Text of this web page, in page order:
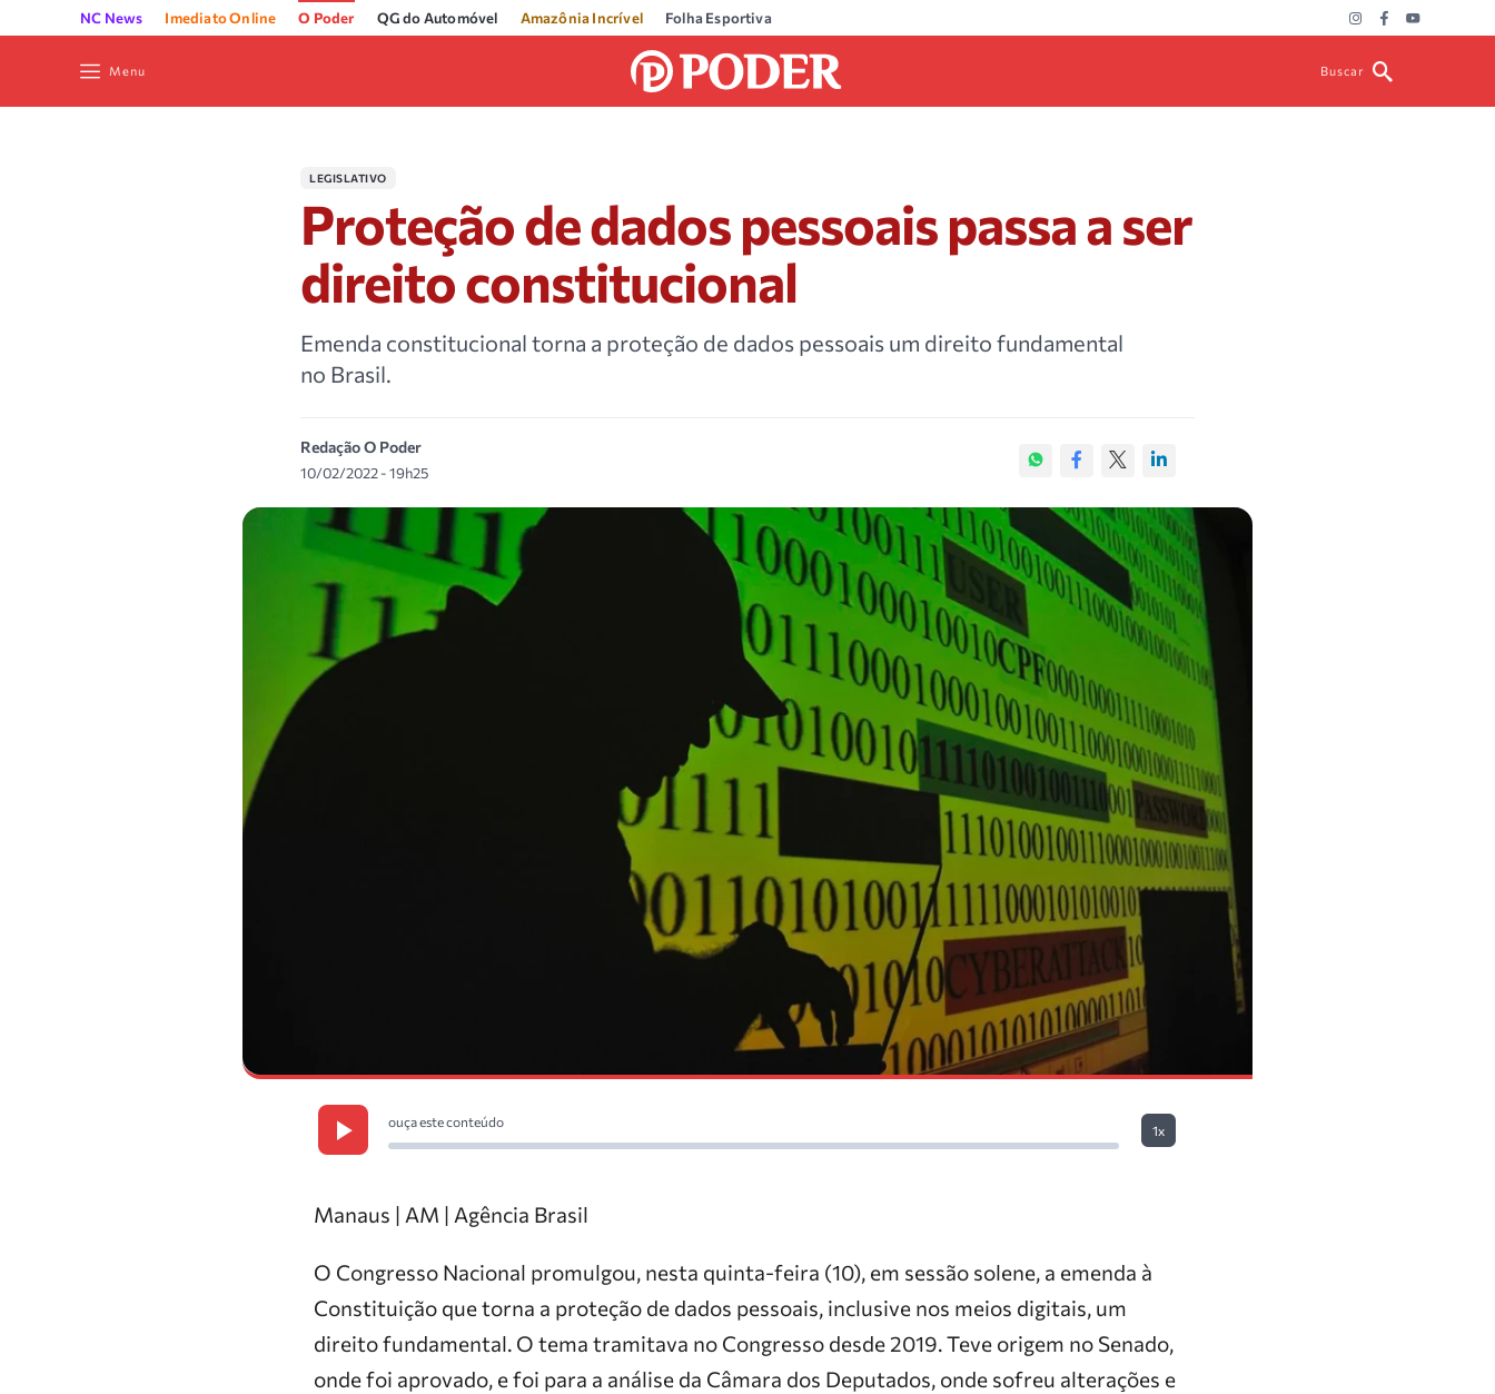
NC News Imediato Online O Poder QG do Automóvel Amazônia Incrível Folha Esportiva
Menu Buscar
LEGISLATIVO
Proteção de dados pessoais passa a ser
direito constitucional
Emenda constitucional torna a proteção de dados pessoais um direito fundamental
no Brasil.
Redação O Poder
10/02/2022 - 19h25
ouça este conteúdo
1x
Manaus | AM | Agência Brasil
O Congresso Nacional promulgou, nesta quinta-feira (10), em sessão solene, a emenda à
Constituição que torna a proteção de dados pessoais, inclusive nos meios digitais, um
direito fundamental. O tema tramitava no Congresso desde 2019. Teve origem no Senado,
onde foi aprovado, e foi para a análise da Câmara dos Deputados, onde sofreu alterações e